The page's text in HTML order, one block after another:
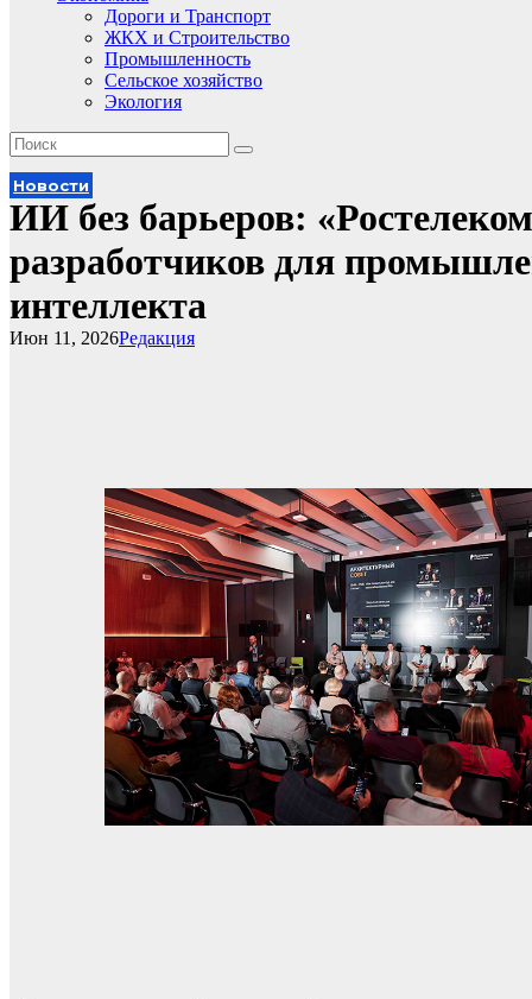
Дороги и Транспорт
ЖКХ и Строительство
Промышленность
Сельское хозяйство
Экология
Новости
ИИ без барьеров:
разработчиков для
интеллекта
Редакция
Июн 11, 2026